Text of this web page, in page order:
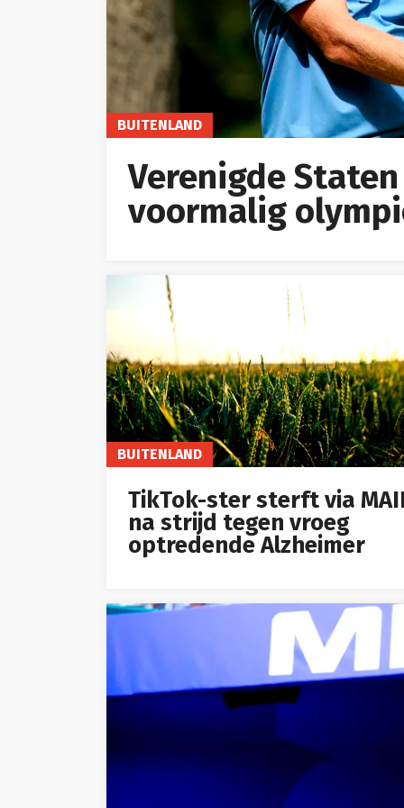
BUITENLAND
Verenigde
voormalig
BUITENLAND
TikTok-ster sterft via
na strijd tegen vroeg
optredende Alzheimer